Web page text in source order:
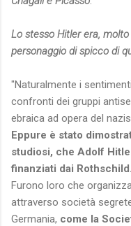
Lo stesso Hitler era,
personaggio di spicco di
"Naturalmente i
confronti dei gruppi
ebraica ad opera del
Eppure è stato
studiosi, che Adolf
finanziati dai Rothschild.
Furono loro che
attraverso società
Germania, come la